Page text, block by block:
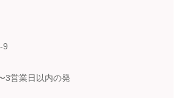
9
3営業日以内の発